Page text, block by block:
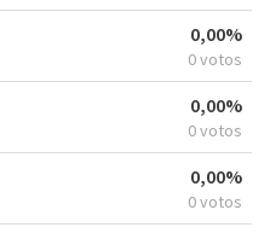
0,00%
0 votos
0,00%
0 votos
0,00%
0 votos